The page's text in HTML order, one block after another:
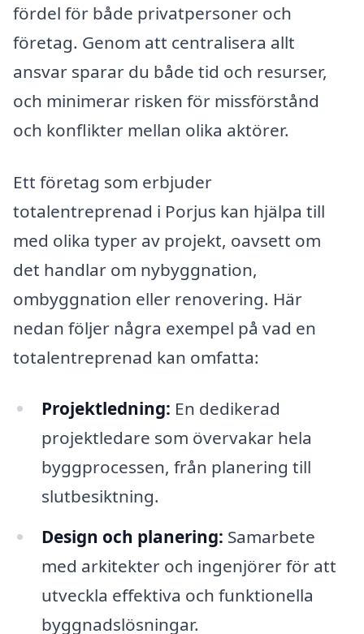
fördel för både privatpersoner och
företag. Genom att centralisera allt
ansvar sparar du både tid och resurser,
och minimerar risken för missförstånd
och konflikter mellan olika aktörer.
Ett företag som erbjuder
totalentreprenad i Porjus kan hjälpa till
med olika typer av projekt, oavsett om
det handlar om nybyggnation,
ombyggnation eller renovering. Här
nedan följer några exempel på vad en
totalentreprenad kan omfatta:
Projektledning: En dedikerad
projektledare som övervakar hela
byggprocessen, från planering till
slutbesiktning.
Design och planering: Samarbete
med arkitekter och ingenjörer för att
utveckla effektiva och funktionella
byggnadslösningar.